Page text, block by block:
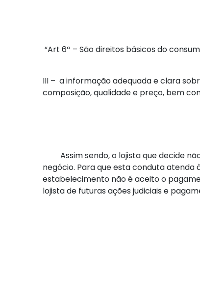
“Art 6º – São direitos básicos do
III – a informação adequada e clara
composição, qualidade e preço, bem
Assim sendo, o lojista que decide
negócio. Para que esta conduta atenda
estabelecimento não é aceito o
lojista de futuras ações judiciais e